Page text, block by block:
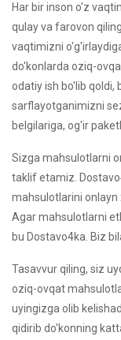
Har bir inson o'z
qulay va farovon
vaqtimizni
do'konlarda oziq-
odatiy ish bo'lib qoldi,
sarflayotganimizni
belgilariga, og'ir
Sizga mahsulotlarni
taklif etamiz.
mahsulotlarini onlayn
Agar mahsulotlarni
bu Dostavo4ka. Biz
Tasavvur qiling, siz
oziq-ovqat
uyingizga olib
qidirib do'konning